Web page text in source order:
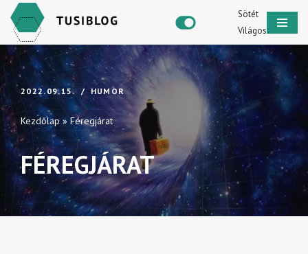
Skip
to
content
Sötét
Világos
2022.09.15. HUMOR
Kezdőlap »Féregjárat
FÉREGJÁRAT